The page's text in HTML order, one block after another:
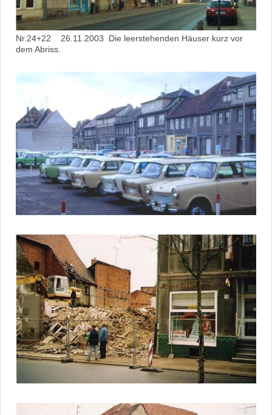
Nr.24+22 26.11.2003 Die leerstehenden Häuser kurz vor
dem Abriss.